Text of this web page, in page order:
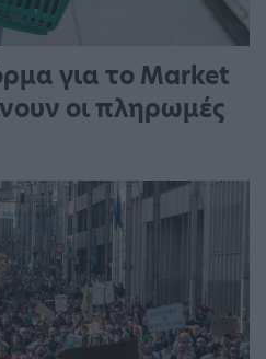
για το Market
οι πληρωμές